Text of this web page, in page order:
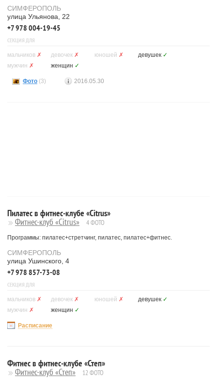
СИМФЕРОПОЛЬ
улица Ульянова, 22
+7 978 004-19-45
СЕКЦИЯ ДЛЯ
мальчиков ✗ девочек ✗ юношей ✗ девушек ✓
мужчин ✗ женщин ✓
Фото (3) 2016.05.30
Пилатес в фитнес-клубе «Citrus»
Фитнес-клуб «Citrus» 4 ФОТО
Программы: пилатес+стретчинг, пилатес, пилатес+фитнес.
СИМФЕРОПОЛЬ
улица Ушинского, 4
+7 978 857-73-08
СЕКЦИЯ ДЛЯ
мальчиков ✗ девочек ✗ юношей ✗ девушек ✓
мужчин ✗ женщин ✓
Расписание
Фитнес в фитнес-клубе «Степ»
Фитнес-клуб «Степ» 12 ФОТО